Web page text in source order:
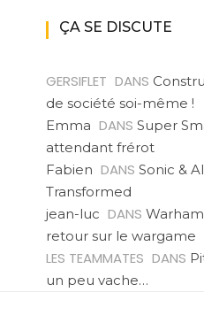
ÇA SE DISCUTE
GERSIFLET DANS
de société soi-même !
Emma DANS Super
attendant frérot
Fabien DANS Sonic &
Transformed
jean-luc DANS
retour sur le wargame
LES TEAMMATES DANS
un peu vache…